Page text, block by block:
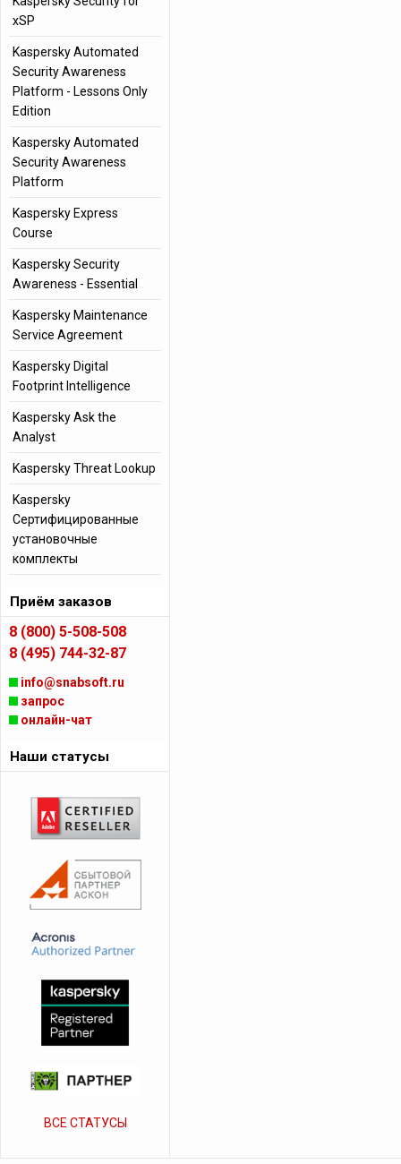
xSP
Kaspersky Automated
Security Awareness
Platform - Lessons Only
Edition
Kaspersky Automated
Security Awareness
Platform
Kaspersky Express
Course
Kaspersky Security
Awareness - Essential
Kaspersky Maintenance
Service Agreement
Kaspersky Digital
Footprint Intelligence
Kaspersky Ask the
Analyst
Kaspersky Threat Lookup
Kaspersky
Сертифицированные
установочные
комплекты
Приём заказов
8 (800) 5-508-508
8 (495) 744-32-87
info@snabsoft.ru
запрос
онлайн-чат
Наши статусы
ВСЕ СТАТУСЫ